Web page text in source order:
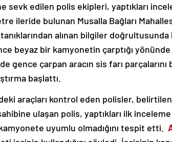
sevk edilen polis ekipleri, yaptıkları
ileride bulunan Musalla Bağları
alınan bilgiler
beyaz bir kamyonetin çarptığı yönünde
gence çarpan aracın sis farı parçalarını
başlattı.
araçları kontrol eden polisler,
ulaşan polis, yaptıkları ilk
uyumlu olmadığını tespit etti.